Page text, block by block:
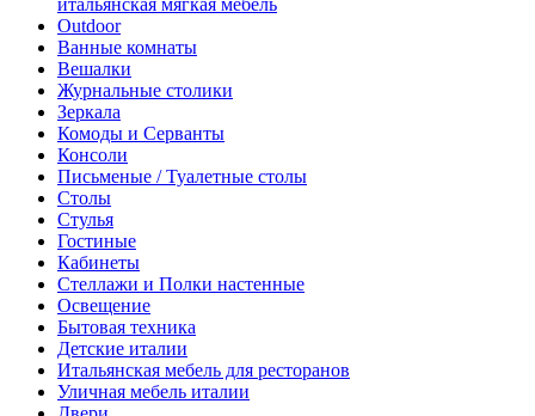
итальянская мягкая мебель
Outdoor
Ванные комнаты
Вешалки
Журнальные столики
Зеркала
Комоды и Серванты
Консоли
Письменые / Туалетные столы
Столы
Стулья
Гостиные
Кабинеты
Стеллажи и Полки настенные
Освещение
Бытовая техника
Детские италии
Итальянская мебель для ресторанов
Уличная мебель италии